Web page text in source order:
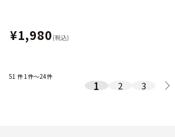
¥1,980 (税込)
51 件1件～24件
1 2 3